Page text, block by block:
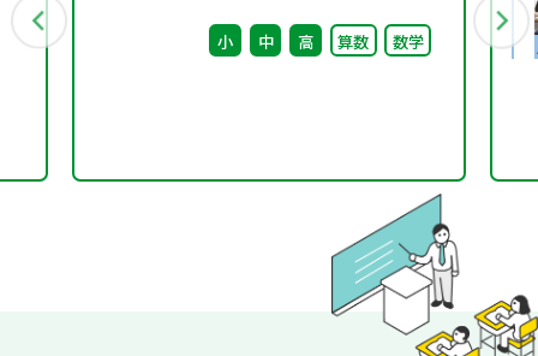
（第7回） 配付資料
※理科ワーキンググルー
小 中 高 算数 数学